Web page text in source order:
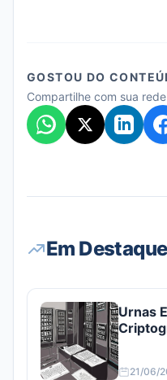
GOSTOU DO
Compartilhe com sua
Em
Urnas
21/06/